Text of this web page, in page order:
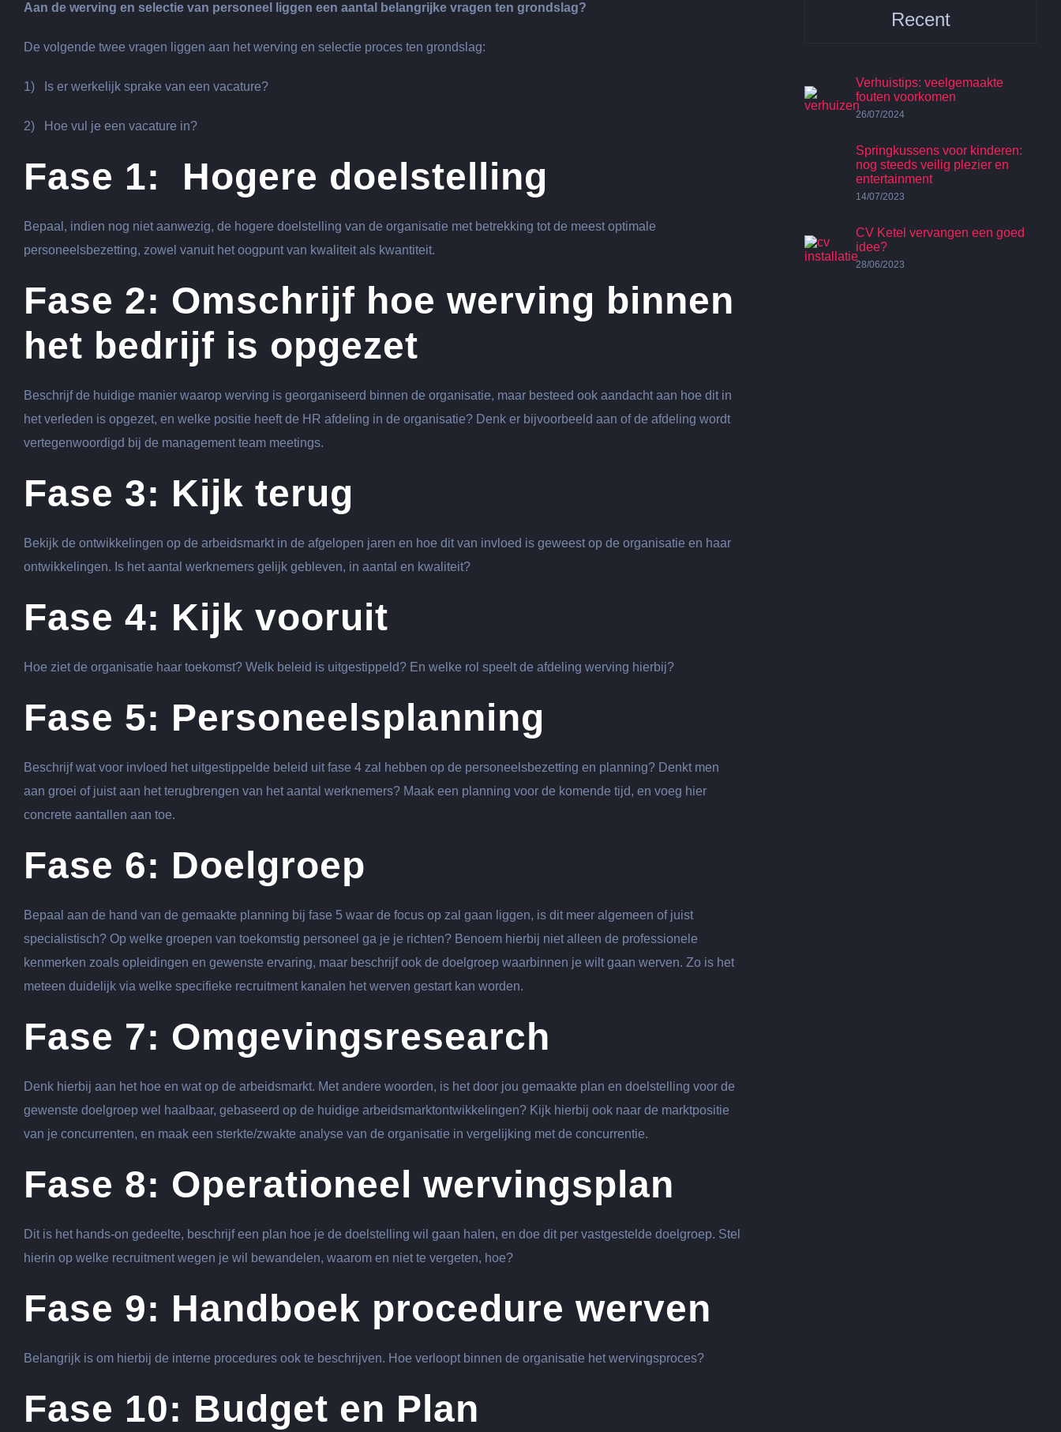
Aan de werving en selectie van personeel liggen een aantal belangrijke vragen ten grondslag?
De volgende twee vragen liggen aan het werving en selectie proces ten grondslag:
1) Is er werkelijk sprake van een vacature?
2) Hoe vul je een vacature in?
Fase 1: Hogere doelstelling
Bepaal, indien nog niet aanwezig, de hogere doelstelling van de organisatie met betrekking tot de meest optimale
personeelsbezetting, zowel vanuit het oogpunt van kwaliteit als kwantiteit.
Fase 2: Omschrijf hoe werving binnen
het bedrijf is opgezet
Beschrijf de huidige manier waarop werving is georganiseerd binnen de organisatie, maar besteed ook aandacht aan hoe dit in
het verleden is opgezet, en welke positie heeft de HR afdeling in de organisatie? Denk er bijvoorbeeld aan of de afdeling wordt
vertegenwoordigd bij de management team meetings.
Fase 3: Kijk terug
Bekijk de ontwikkelingen op de arbeidsmarkt in de afgelopen jaren en hoe dit van invloed is geweest op de organisatie en haar
ontwikkelingen. Is het aantal werknemers gelijk gebleven, in aantal en kwaliteit?
Fase 4: Kijk vooruit
Hoe ziet de organisatie haar toekomst? Welk beleid is uitgestippeld? En welke rol speelt de afdeling werving hierbij?
Fase 5: Personeelsplanning
Beschrijf wat voor invloed het uitgestippelde beleid uit fase 4 zal hebben op de personeelsbezetting en planning? Denkt men
aan groei of juist aan het terugbrengen van het aantal werknemers? Maak een planning voor de komende tijd, en voeg hier
concrete aantallen aan toe.
Fase 6: Doelgroep
Bepaal aan de hand van de gemaakte planning bij fase 5 waar de focus op zal gaan liggen, is dit meer algemeen of juist
specialistisch? Op welke groepen van toekomstig personeel ga je je richten? Benoem hierbij niet alleen de professionele
kenmerken zoals opleidingen en gewenste ervaring, maar beschrijf ook de doelgroep waarbinnen je wilt gaan werven. Zo is het
meteen duidelijk via welke specifieke recruitment kanalen het werven gestart kan worden.
Fase 7: Omgevingsresearch
Denk hierbij aan het hoe en wat op de arbeidsmarkt. Met andere woorden, is het door jou gemaakte plan en doelstelling voor de
gewenste doelgroep wel haalbaar, gebaseerd op de huidige arbeidsmarktontwikkelingen? Kijk hierbij ook naar de marktpositie
van je concurrenten, en maak een sterkte/zwakte analyse van de organisatie in vergelijking met de concurrentie.
Fase 8: Operationeel wervingsplan
Dit is het hands-on gedeelte, beschrijf een plan hoe je de doelstelling wil gaan halen, en doe dit per vastgestelde doelgroep. Stel
hierin op welke recruitment wegen je wil bewandelen, waarom en niet te vergeten, hoe?
Fase 9: Handboek procedure werven
Belangrijk is om hierbij de interne procedures ook te beschrijven. Hoe verloopt binnen de organisatie het wervingsproces?
Fase 10: Budget en Plan
Recent
Verhuistips: veelgemaakte
fouten voorkomen
26/07/2024
Springkussens voor kinderen:
nog steeds veilig plezier en
entertainment
14/07/2023
CV Ketel vervangen een goed
idee?
28/06/2023